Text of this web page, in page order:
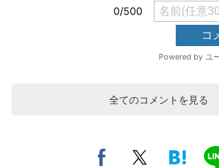
全てのコメントを見る